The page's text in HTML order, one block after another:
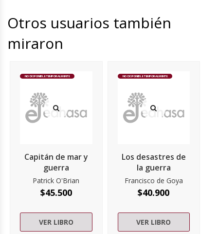
Otros usuarios también
miraron
NO DISPONIBLE TEMPORALMENTE
Capitán de mar y
guerra
Patrick O'Brian
$45.500
VER LIBRO
NO DISPONIBLE TEMPORALMENTE
Los desastres de
la guerra
Francisco de Goya
$40.900
VER LIBRO